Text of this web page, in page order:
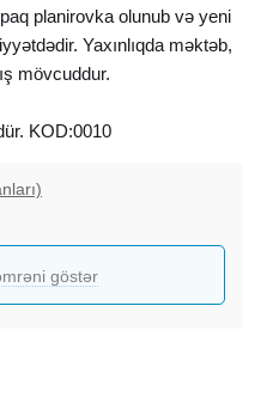
planirovka olunub və yeni
Yaxınlıqda məktəb,
mövcuddur.
KOD:0010
göstər